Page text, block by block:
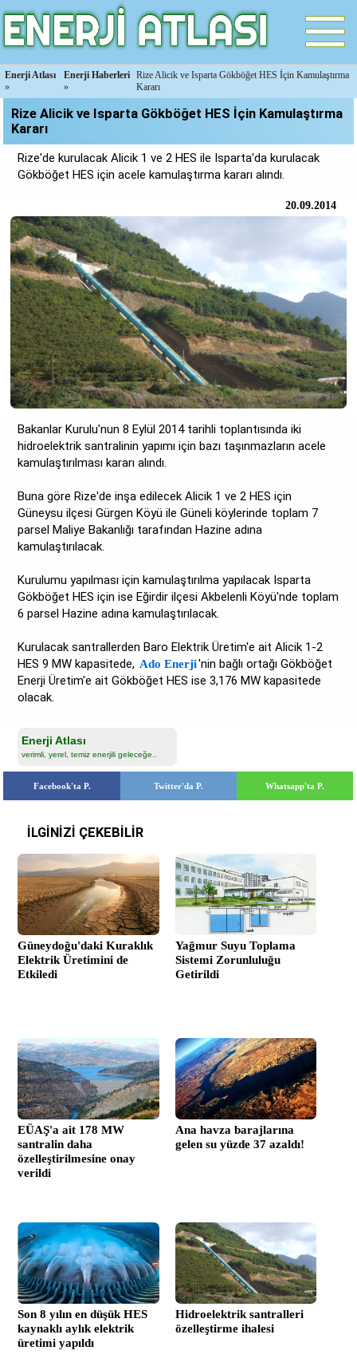
Enerji Atlası
»
Enerji Haberleri
»
Rize Alicik ve Isparta Gökböğet HES İçin Kamulaştırma
Kararı
Rize Alicik ve Isparta Gökböğet HES İçin Kamulaştırma
Kararı
Rize'de kurulacak Alicik 1 ve 2 HES ile Isparta'da kurulacak
Gökböğet HES için acele kamulaştırma kararı alındı.
20.09.2014
Bakanlar Kurulu'nun 8 Eylül 2014 tarihli toplantısında iki
hidroelektrik santralinin yapımı için bazı taşınmazların acele
kamulaştırılması kararı alındı.
Buna göre Rize'de inşa edilecek Alicik 1 ve 2 HES için
Güneysu ilçesi Gürgen Köyü ile Güneli köylerinde toplam 7
parsel Maliye Bakanlığı tarafından Hazine adına
kamulaştırılacak.
Kurulumu yapılması için kamulaştırılma yapılacak Isparta
Gökböğet HES için ise Eğirdir ilçesi Akbelenli Köyü'nde toplam
6 parsel Hazine adına kamulaştırılacak.
Kurulacak santrallerden Baro Elektrik Üretim'e ait Alicik 1-2
HES 9 MW kapasitede, Ado Enerji'nin bağlı ortağı Gökböğet
Enerji Üretim'e ait Gökböğet HES ise 3,176 MW kapasitede
olacak.
Enerji Atlası
verimli, yerel, temiz enerjili geleceğe..
Facebook'ta P. Twitter'da P. Whatsapp'ta P.
İLGİNİZİ ÇEKEBİLİR
Güneydoğu'daki Kuraklık
Elektrik Üretimini de
Etkiledi
Yağmur Suyu Toplama
Sistemi Zorunluluğu
Getirildi
EÜAŞ'a ait 178 MW
santralin daha
özelleştirilmesine onay
verildi
Ana havza barajlarına
gelen su yüzde 37 azaldı!
Son 8 yılın en düşük HES
kaynaklı aylık elektrik
üretimi yapıldı
Hidroelektrik santralleri
özelleştirme ihalesi